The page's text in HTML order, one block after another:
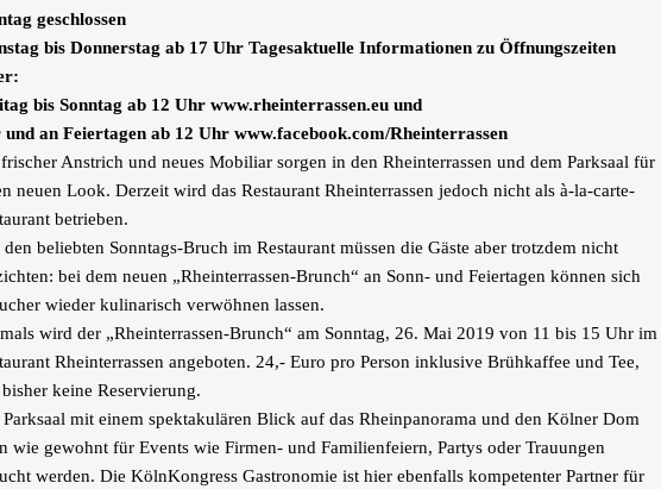
geschlossen
bis Donnerstag ab 17 Uhr Tagesaktuelle Informationen zu Öffnungszeiten
bis Sonntag ab 12 Uhr www.rheinterrassen.eu und
und an Feiertagen ab 12 Uhr www.facebook.com/Rheinterrassen
Anstrich und neues Mobiliar sorgen in den Rheinterrassen und dem Parksaal für
neuen Look. Derzeit wird das Restaurant Rheinterrassen jedoch nicht als à-la-carte-
betrieben.
beliebten Sonntags-Bruch im Restaurant müssen die Gäste aber trotzdem nicht
bei dem neuen „Rheinterrassen-Brunch“ an Sonn- und Feiertagen können sich
wieder kulinarisch verwöhnen lassen.
wird der „Rheinterrassen-Brunch“ am Sonntag, 26. Mai 2019 von 11 bis 15 Uhr im
Rheinterrassen angeboten. 24,- Euro pro Person inklusive Brühkaffee und Tee,
keine Reservierung.
mit einem spektakulären Blick auf das Rheinpanorama und den Kölner Dom
wie gewohnt für Events wie Firmen- und Familienfeiern, Partys oder Trauungen
werden. Die KölnKongress Gastronomie ist hier ebenfalls kompetenter Partner für